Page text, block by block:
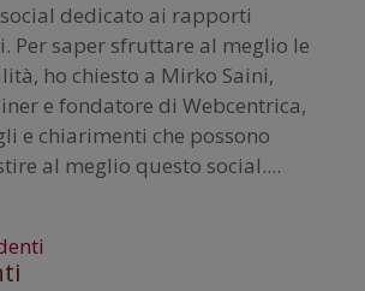
dedicato ai rapporti
Per saper sfruttare al meglio le
ho chiesto a Mirko Saini,
e fondatore di Webcentrica,
e chiarimenti che possono
al meglio questo social....